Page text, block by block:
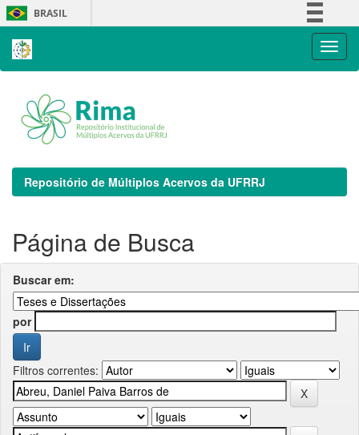
Skip
navigation
BRASIL
Repositório de Múltiplos Acervos da UFRRJ
Página de Busca
Buscar em:
por
Filtros correntes: